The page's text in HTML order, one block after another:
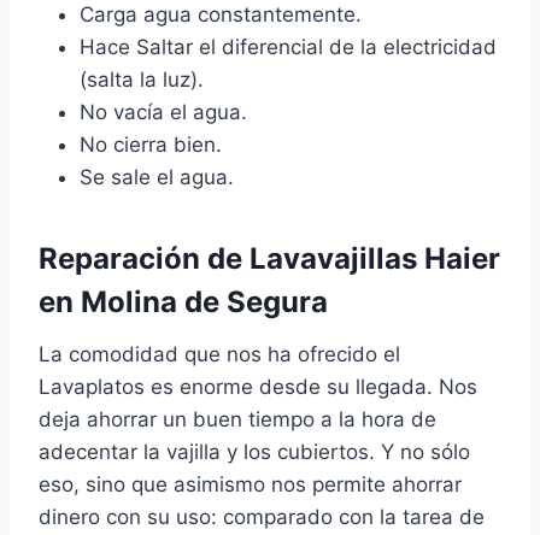
Carga agua constantemente.
Hace Saltar el diferencial de la electricidad
(salta la luz).
No vacía el agua.
No cierra bien.
Se sale el agua.
Reparación de Lavavajillas Haier
en Molina de Segura
La comodidad que nos ha ofrecido el
Lavaplatos es enorme desde su llegada. Nos
deja ahorrar un buen tiempo a la hora de
adecentar la vajilla y los cubiertos. Y no sólo
eso, sino que asimismo nos permite ahorrar
dinero con su uso: comparado con la tarea de